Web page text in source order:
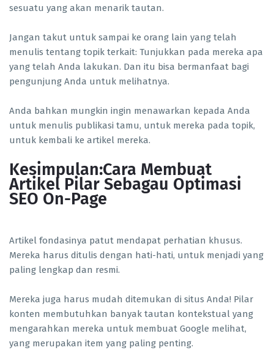
sesuatu yang akan menarik tautan.
Jangan takut untuk sampai ke orang lain yang telah
menulis tentang topik terkait: Tunjukkan pada mereka apa
yang telah Anda lakukan. Dan itu bisa bermanfaat bagi
pengunjung Anda untuk melihatnya.
Anda bahkan mungkin ingin menawarkan kepada Anda
untuk menulis publikasi tamu, untuk mereka pada topik,
untuk kembali ke artikel mereka.
Kesimpulan:Cara Membuat
Artikel Pilar Sebagau Optimasi
SEO On-Page
Artikel fondasinya patut mendapat perhatian khusus.
Mereka harus ditulis dengan hati-hati, untuk menjadi yang
paling lengkap dan resmi.
Mereka juga harus mudah ditemukan di situs Anda! Pilar
konten membutuhkan banyak tautan kontekstual yang
mengarahkan mereka untuk membuat Google melihat,
yang merupakan item yang paling penting.